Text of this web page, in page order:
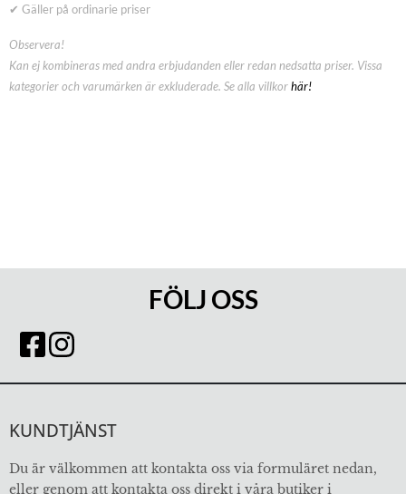
✔ Gäller på ordinarie priser
Observera!
Kan ej kombineras med andra erbjudanden eller redan nedsatta priser. Vissa
kategorier och varumärken är exkluderade. Se alla villkorhär!
FÖLJ OSS
KUNDTJÄNST
Du är välkommen att kontakta oss via formuläret nedan,
eller genom att kontakta oss direkt i våra butiker i